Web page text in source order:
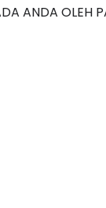
ANDA OLEH